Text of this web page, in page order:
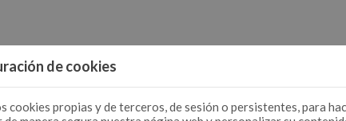
de cookies
cookies propias y de terceros, de sesión o persistentes, para